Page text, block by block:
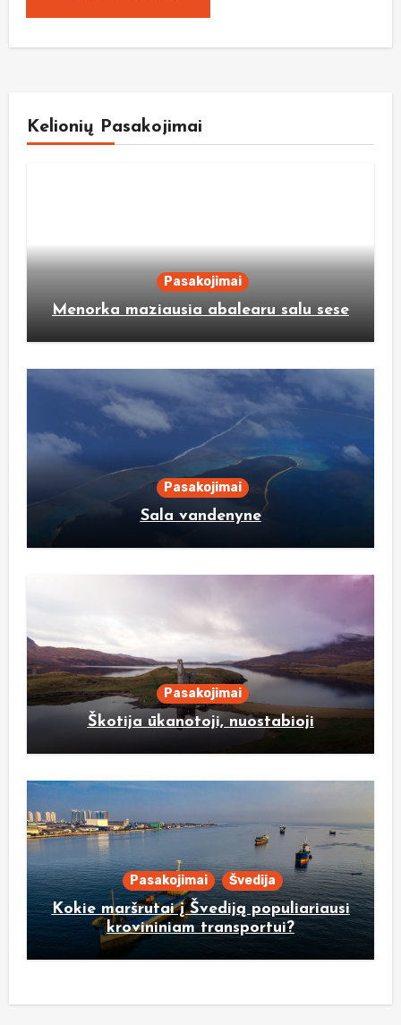
Kelionių Pasakojimai
Pasakojimai
Menorka maziausia abalearu salu sese
Pasakojimai
Sala vandenyne
Pasakojimai
Škotija ūkanotoji, nuostabioji
Pasakojimai Švedija
Kokie maršrutai į Švediją populiariausi
krovininiam transportui?